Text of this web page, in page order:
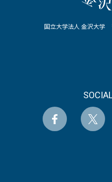
国立大学法人 金沢大学